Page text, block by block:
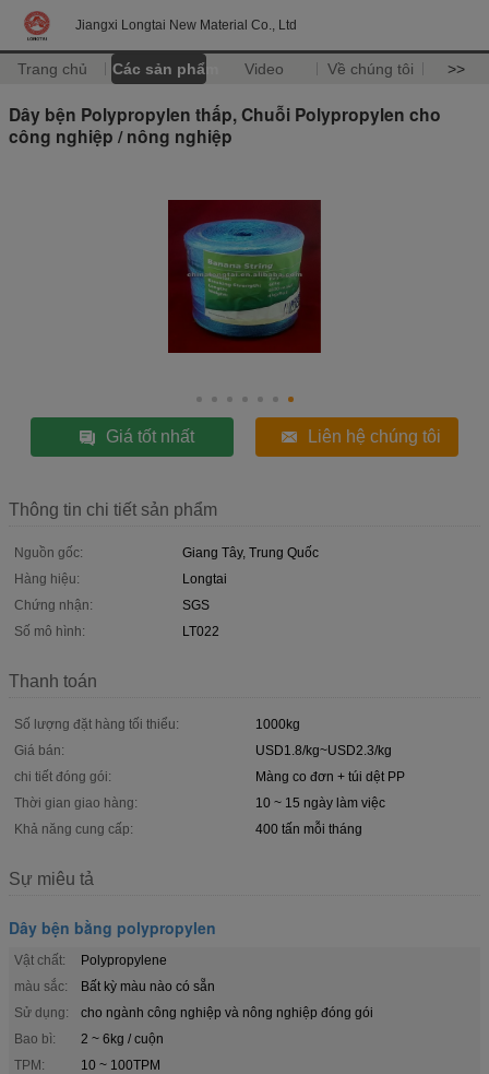
Jiangxi Longtai New Material Co., Ltd
Trang chủ Các sản phẩm Video Về chúng tôi >>
Dây bện Polypropylen thấp, Chuỗi Polypropylen cho
công nghiệp / nông nghiệp
Giá tốt nhất Liên hệ chúng tôi
Thông tin chi tiết sản phẩm
Nguồn gốc:
Giang Tây, Trung Quốc
Hàng hiệu:
Longtai
Chứng nhận:
SGS
Số mô hình:
LT022
Thanh toán
Số lượng đặt hàng tối thiểu:
1000kg
Giá bán:
USD1.8/kg~USD2.3/kg
chi tiết đóng gói:
Màng co đơn + túi dệt PP
Thời gian giao hàng:
10 ~ 15 ngày làm việc
Khả năng cung cấp:
400 tấn mỗi tháng
Sự miêu tả
Dây bện bằng polypropylen
Vật chất:
Polypropylene
màu sắc:
Bất kỳ màu nào có sẵn
Sử dụng:
cho ngành công nghiệp và nông nghiệp đóng gói
Bao bì:
2 ~ 6kg / cuộn
TPM:
10 ~ 100TPM